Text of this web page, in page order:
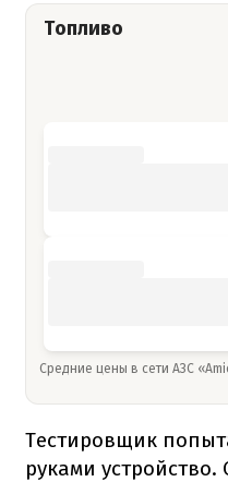
Топливо
Средние цены в сети АЗС
Тестировщик
руками